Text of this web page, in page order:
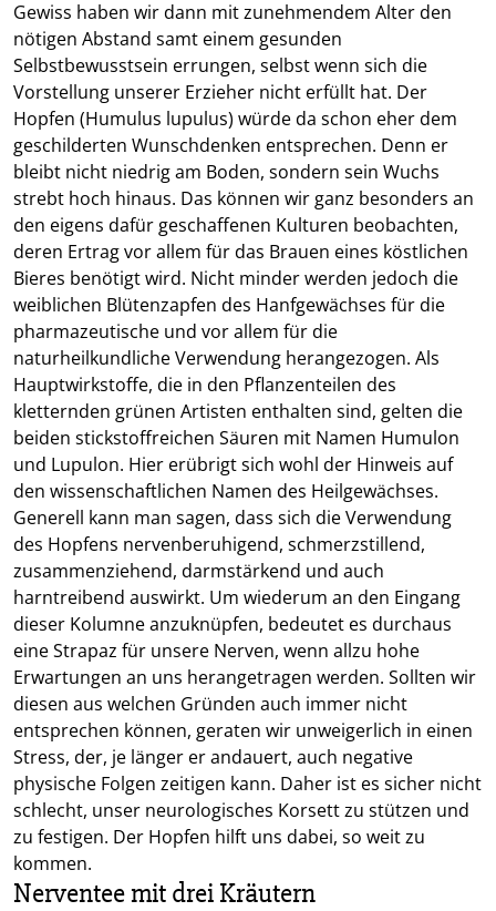
Gewiss haben wir dann mit zunehmendem Alter den
nötigen Abstand samt einem gesunden
Selbstbewusstsein errungen, selbst wenn sich die
Vorstellung unserer Erzieher nicht erfüllt hat. Der
Hopfen (Humulus lupulus) würde da schon eher dem
geschilderten Wunschdenken entsprechen. Denn er
bleibt nicht niedrig am Boden, sondern sein Wuchs
strebt hoch hinaus. Das können wir ganz besonders an
den eigens dafür geschaffenen Kulturen beobachten,
deren Ertrag vor allem für das Brauen eines köstlichen
Bieres benötigt wird. Nicht minder werden jedoch die
weiblichen Blütenzapfen des Hanfgewächses für die
pharmazeutische und vor allem für die
naturheilkundliche Verwendung herangezogen. Als
Hauptwirkstoffe, die in den Pflanzenteilen des
kletternden grünen Artisten enthalten sind, gelten die
beiden stickstoffreichen Säuren mit Namen Humulon
und Lupulon. Hier erübrigt sich wohl der Hinweis auf
den wissenschaftlichen Namen des Heilgewächses.
Generell kann man sagen, dass sich die Verwendung
des Hopfens nervenberuhigend, schmerzstillend,
zusammenziehend, darmstärkend und auch
harntreibend auswirkt. Um wiederum an den Eingang
dieser Kolumne anzuknüpfen, bedeutet es durchaus
eine Strapaz für unsere Nerven, wenn allzu hohe
Erwartungen an uns herangetragen werden. Sollten wir
diesen aus welchen Gründen auch immer nicht
entsprechen können, geraten wir unweigerlich in einen
Stress, der, je länger er andauert, auch negative
physische Folgen zeitigen kann. Daher ist es sicher nicht
schlecht, unser neurologisches Korsett zu stützen und
zu festigen. Der Hopfen hilft uns dabei, so weit zu
kommen.
Nerventee mit drei Kräutern